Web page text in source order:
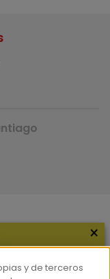
×
y de terceros